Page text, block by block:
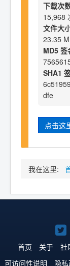
下载次
15,968
文件大
23.35
MD5 签
SHA1
dfe
点击这
我在这里:
首页 关于 社
可访问性说明
隐